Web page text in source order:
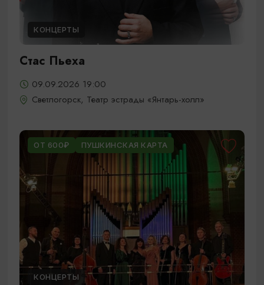
КОНЦЕРТЫ
Стас Пьеха
09.09.2026 19:00
Светлогорск, Театр эстрады «Янтарь-холл»
ОТ 600₽ ПУШКИНСКАЯ КАРТА
КОНЦЕРТЫ